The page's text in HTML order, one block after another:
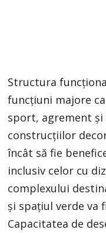
Structura
funcțiuni majore
sport, agrement
construcțiilor
încât să fie
inclusiv celor cu
complexului
și spațiul verde va
Capacitatea de